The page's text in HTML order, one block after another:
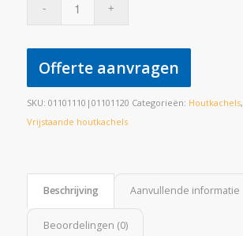
Offerte aanvragen
SKU: 01101110|01101120 Categorieën: Houtkachels,
Vrijstaande houtkachels
Beschrijving Aanvullende informatie
Beoordelingen (0)